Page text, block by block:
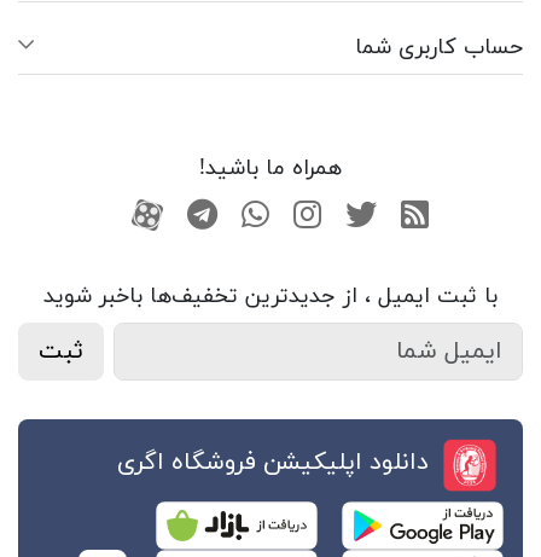
حساب کاربری شما
همراه ما باشید!
RSS توییتراینستاگرام
واتساپتلگرامآپارات
با ثبت ایمیل ، از جدید‌ترین تخفیف‌ها با‌خبر شوید
ثبت
دانلود اپلیکیشن فروشگاه اگری